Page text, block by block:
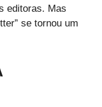
editoras. Mas
se tornou um